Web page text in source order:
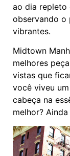
ao dia repleto
observando o
vibrantes.
Midtown
melhores
vistas que
você viveu
cabeça na
melhor?